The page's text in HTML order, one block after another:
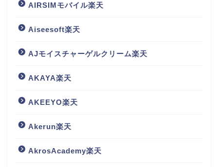
AIRSIMモバイル楽天
Aiseesoft楽天
AJモイスチャーゲルクリーム楽天
AKAYA楽天
AKEEYO楽天
Akerun楽天
AkrosAcademy楽天